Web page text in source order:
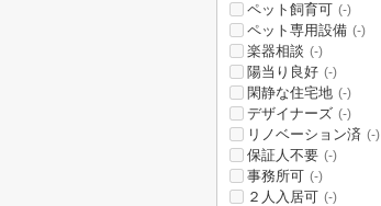
ペット飼育可 (-)
ペット専用設備 (-)
楽器相談 (-)
陽当り良好 (-)
閑静な住宅地 (-)
デザイナーズ (-)
リノベーション済 (-)
保証人不要 (-)
事務所可 (-)
２人入居可 (-)